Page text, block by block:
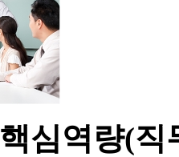
핵심역량(직